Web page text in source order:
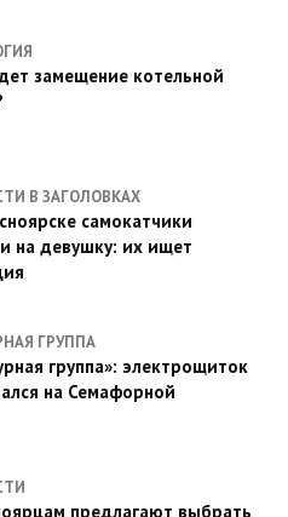
замещение котельной
В ЗАГОЛОВКАХ
самокатчики
на девушку: их ищет
ГРУППА
группа»: электрощиток
на Семафорной
предлагают выбрать